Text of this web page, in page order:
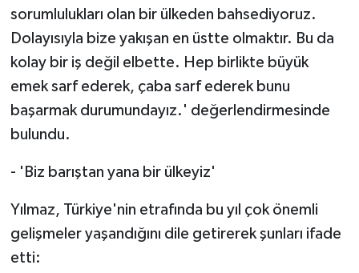
sorumlulukları olan bir ülkeden bahsediyoruz.
Dolayısıyla bize yakışan en üstte olmaktır. Bu da
kolay bir iş değil elbette. Hep birlikte büyük
emek sarf ederek, çaba sarf ederek bunu
başarmak durumundayız.' değerlendirmesinde
bulundu.
- 'Biz barıştan yana bir ülkeyiz'
Yılmaz, Türkiye'nin etrafında bu yıl çok önemli
gelişmeler yaşandığını dile getirerek şunları ifade
etti: